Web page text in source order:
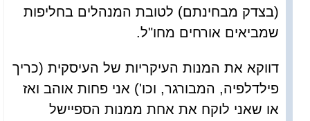
(בצדק מבחינתם) לטובת המנהלים בחליפות
שמביאים אורחים מחו"ל.
דווקא את המנות העיקריות של העיסקית (כריך
פילדלפיה, המבורגר, וכו') אני פחות אוהב ואז
או שאני לוקח את אחת ממנות הספיישל